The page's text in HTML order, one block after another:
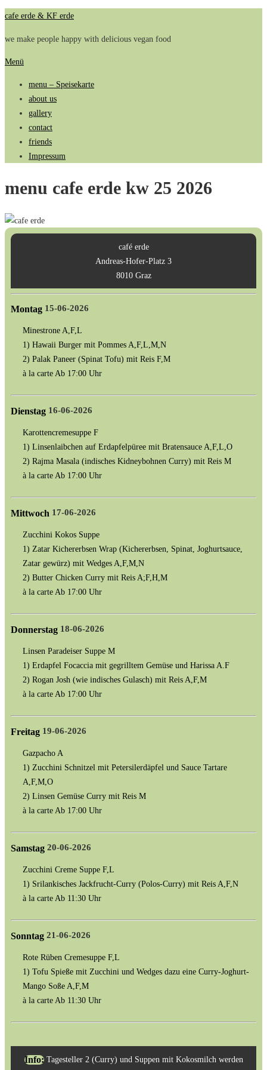
Zum
springen
cafe erde & KF erde
we make people happy with delicious vegan food
Menü
menu – Speisekarte
about us
gallery
contact
friends
Impressum
menu cafe erde kw 25 2026
café erde
Andreas-Hofer-Platz 3
8010 Graz
Montag 15-06-2026
Minestrone A,F,L
1) Hawaii Burger mit Pommes A,F,L,M,N
2) Palak Paneer (Spinat Tofu) mit Reis F,M
à la carte Ab 17:00 Uhr
Dienstag 16-06-2026
Karottencremesuppe F
1) Linsenlaibchen auf Erdapfelpüree mit Bratensauce A,F,L,O
2) Rajma Masala (indisches Kidneybohnen Curry) mit Reis M
à la carte Ab 17:00 Uhr
Mittwoch 17-06-2026
Zucchini Kokos Suppe
1) Zatar Kichererbsen Wrap (Kichererbsen, Spinat, Joghurtsauce,
Zatar gewürz) mit Wedges A,F,M,N
2) Butter Chicken Curry mit Reis A;F,H,M
à la carte Ab 17:00 Uhr
Donnerstag 18-06-2026
Linsen Paradeiser Suppe M
1) Erdapfel Focaccia mit gegrilltem Gemüse und Harissa A.F
2) Rogan Josh (wie indisches Gulasch) mit Reis A,F,M
à la carte Ab 17:00 Uhr
Freitag 19-06-2026
Gazpacho A
1) Zucchini Schnitzel mit Petersilerdäpfel und Sauce Tartare
A,F,M,O
2) Linsen Gemüse Curry mit Reis M
à la carte Ab 17:00 Uhr
Samstag 20-06-2026
Zucchini Creme Suppe F,L
1) Srilankisches Jackfrucht-Curry (Polos-Curry) mit Reis A,F,N
à la carte Ab 11:30 Uhr
Sonntag 21-06-2026
Rote Rüben Cremesuppe F,L
1) Tofu Spieße mit Zucchini und Wedges dazu eine Curry-Joghurt-
Mango Soße A,F,M
à la carte Ab 11:30 Uhr
Info:Tagesteller 2 (Curry) und Suppen mit Kokosmilch werden